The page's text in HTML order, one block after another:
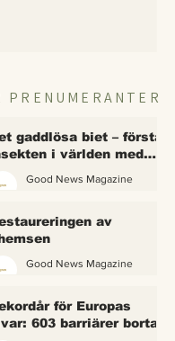
PRENUMERANTER
gaddlösa biet – första
i världen med
Good News Magazine
av
Good News Magazine
för Europas
603 barriärer borta